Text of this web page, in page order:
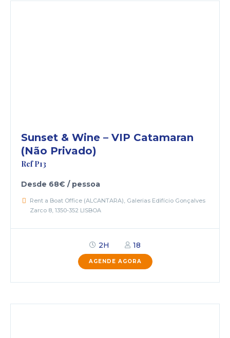
Sunset & Wine – VIP Catamaran
(Não Privado)
Ref P13
Desde 68€ / pessoa
Rent a Boat Office (ALCANTARA), Galerias Edifício Gonçalves
Zarco 8, 1350-352 LISBOA
2H 18
AGENDE AGORA